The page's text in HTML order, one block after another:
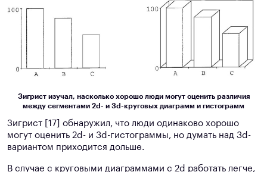
Зигрист изучал, насколько хорошо люди могут оценить различия
между сегментами 2d- и 3d-круговых диаграмм и гистограмм
Зигрист [17] обнаружил, что люди одинаково хорошо
могут оценить 2d- и 3d-гистограммы, но думать над 3d-
вариантом приходится дольше.
В случае с круговыми диаграммами с 2d работать легче,